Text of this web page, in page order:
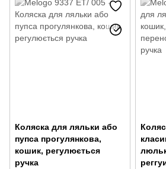
Коляска для ляльки або
пупса прогулянкова,
кошик, регулюється
ручка